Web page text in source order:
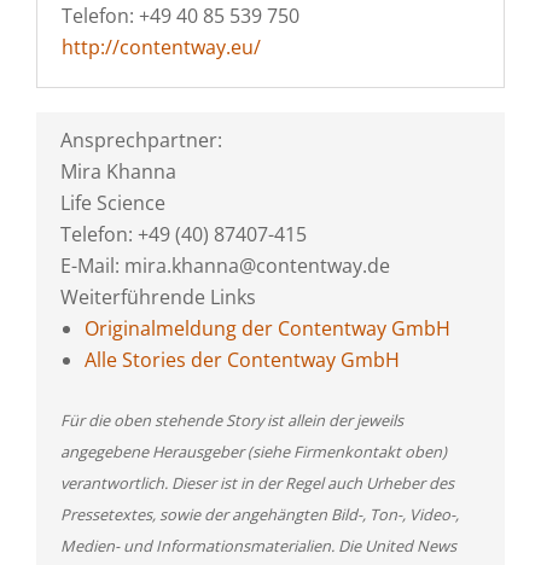
Telefon: +49 40 85 539 750
http://contentway.eu/
Ansprechpartner:
Mira Khanna
Life Science
Telefon: +49 (40) 87407-415
E-Mail: mira.khanna@contentway.de
Weiterführende Links
Originalmeldung der Contentway GmbH
Alle Stories der Contentway GmbH
Für die oben stehende Story ist allein der jeweils
angegebene Herausgeber (siehe Firmenkontakt oben)
verantwortlich. Dieser ist in der Regel auch Urheber des
Pressetextes, sowie der angehängten Bild-, Ton-, Video-,
Medien- und Informationsmaterialien. Die United News